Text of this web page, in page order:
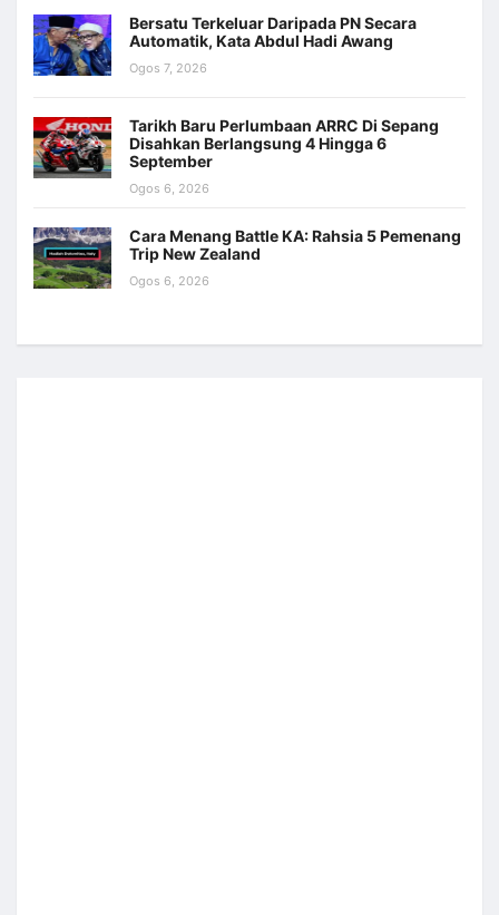
Bersatu Terkeluar Daripada PN Secara
Automatik, Kata Abdul Hadi Awang
Ogos 7, 2026
Tarikh Baru Perlumbaan ARRC Di Sepang
Disahkan Berlangsung 4 Hingga 6
September
Ogos 6, 2026
Cara Menang Battle KA: Rahsia 5 Pemenang
Trip New Zealand
Ogos 6, 2026